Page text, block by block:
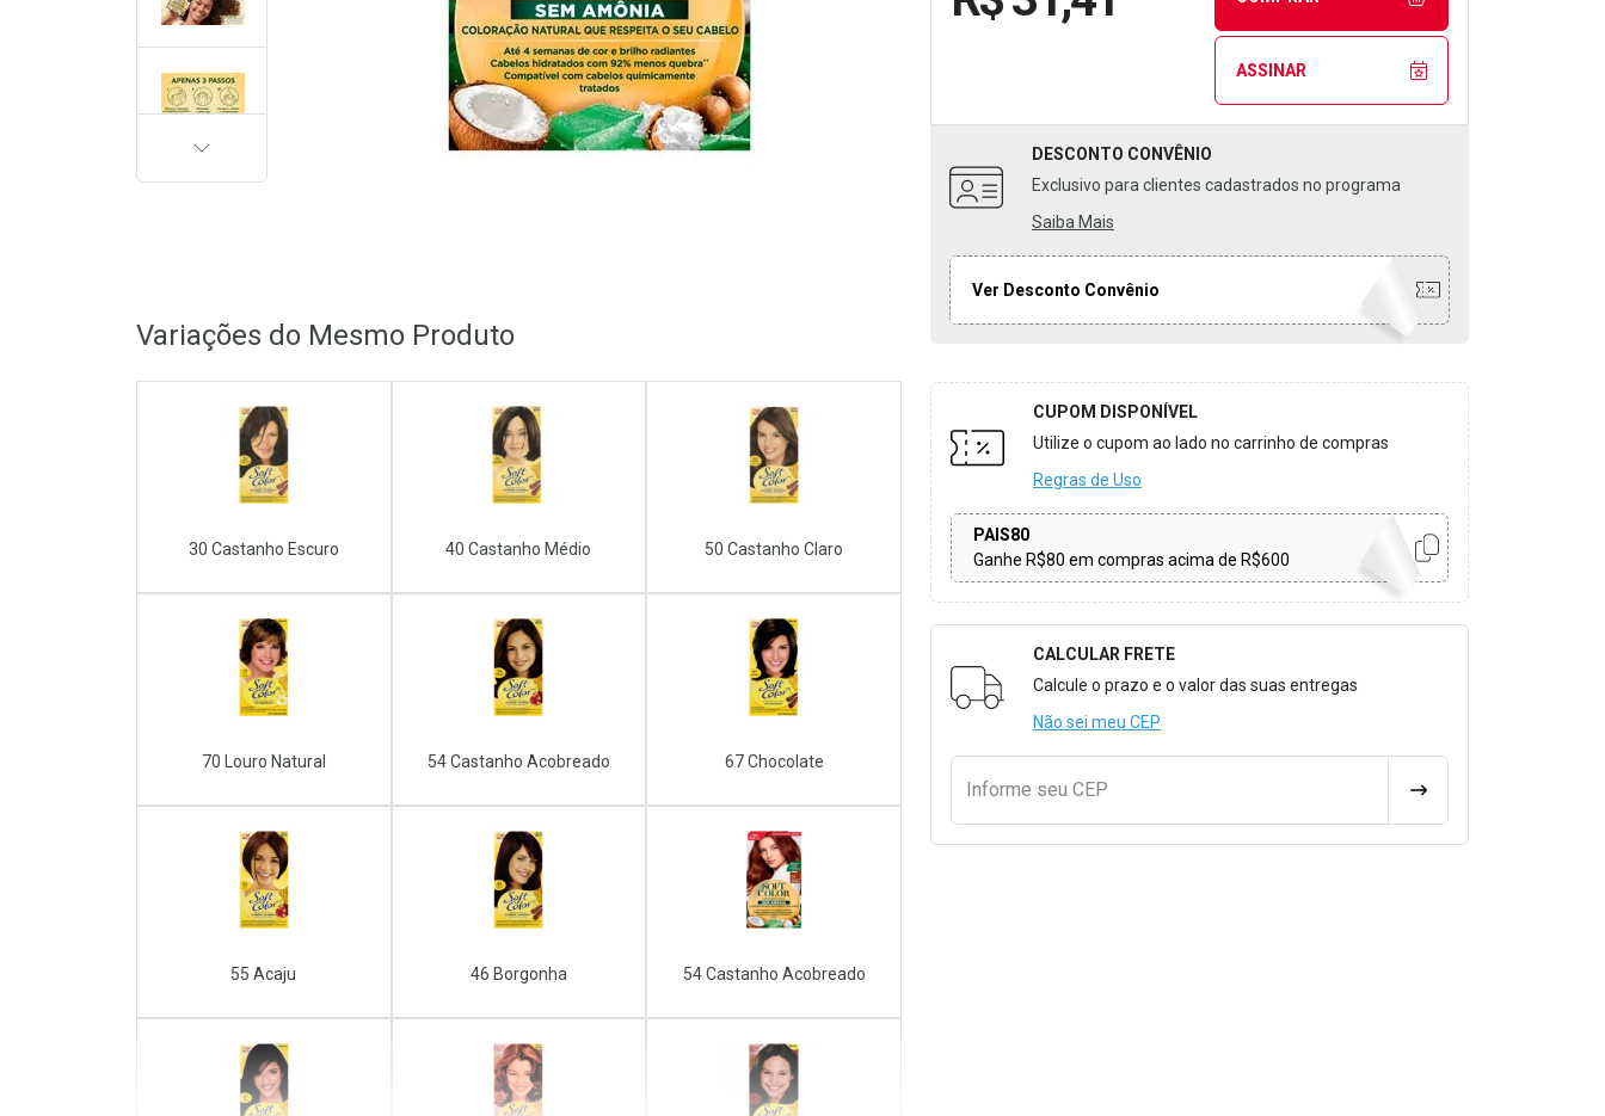
ASSINAR
DESCONTO CONVÊNIO
Exclusivo para clientes cadastrados no programa
Saiba Mais
Ver Desconto Convênio
CUPOM DISPONÍVEL
Utilize o cupom ao lado no carrinho de compras
Regras de Uso
PAIS80
Ganhe R$80 em compras acima de R$600
Formulário para Calcular o Frete
CALCULAR FRETE
Calcule o prazo e o valor das suas entregas
Não sei meu CEP
Informe seu CEP CALCULAR FRETE
PRÓXIMA
Variações do Mesmo Produto
30 Castanho Escuro 40 Castanho Médio 50 Castanho Claro
70 Louro Natural 54 Castanho Acobreado 67 Chocolate
55 Acaju 46 Borgonha 54 Castanho Acobreado